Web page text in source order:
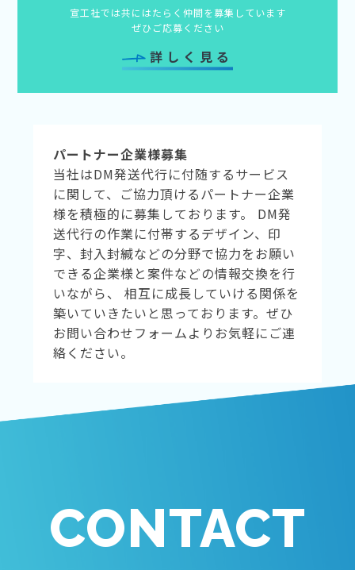
宣工社では共にはたらく仲間を募集しています
ぜひご応募ください
詳しく見る
パートナー企業様募集
当社はDM発送代行に付随するサービス
に関して、ご協力頂けるパートナー企業
様を積極的に募集しております。 DM発
送代行の作業に付帯するデザイン、印
字、封入封緘などの分野で協力をお願い
できる企業様と案件などの情報交換を行
いながら、 相互に成長していける関係を
築いていきたいと思っております。ぜひ
お問い合わせフォームよりお気軽にご連
絡ください。
CONTACT